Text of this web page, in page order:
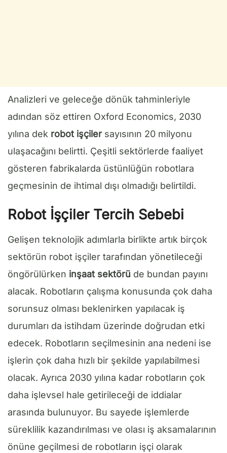
Analizleri ve geleceğe dönük tahminleriyle
adından söz ettiren Oxford Economics, 2030
yılına dek robot işçilersayısının 20 milyonu
ulaşacağını belirtti. Çeşitli sektörlerde faaliyet
gösteren fabrikalarda üstünlüğün robotlara
geçmesinin de ihtimal dışı olmadığı belirtildi.
Robot İşçiler Tercih Sebebi
Gelişen teknolojik adımlarla birlikte artık birçok
sektörün robot işçiler tarafından yönetileceği
öngörülürken inşaat sektörü de bundan payını
alacak. Robotların çalışma konusunda çok daha
sorunsuz olması beklenirken yapılacak iş
durumları da istihdam üzerinde doğrudan etki
edecek. Robotların seçilmesinin ana nedeni ise
işlerin çok daha hızlı bir şekilde yapılabilmesi
olacak. Ayrıca 2030 yılına kadar robotların çok
daha işlevsel hale getirileceği de iddialar
arasında bulunuyor. Bu sayede işlemlerde
süreklilik kazandırılması ve olası iş aksamalarının
önüne geçilmesi de robotların işçi olarak